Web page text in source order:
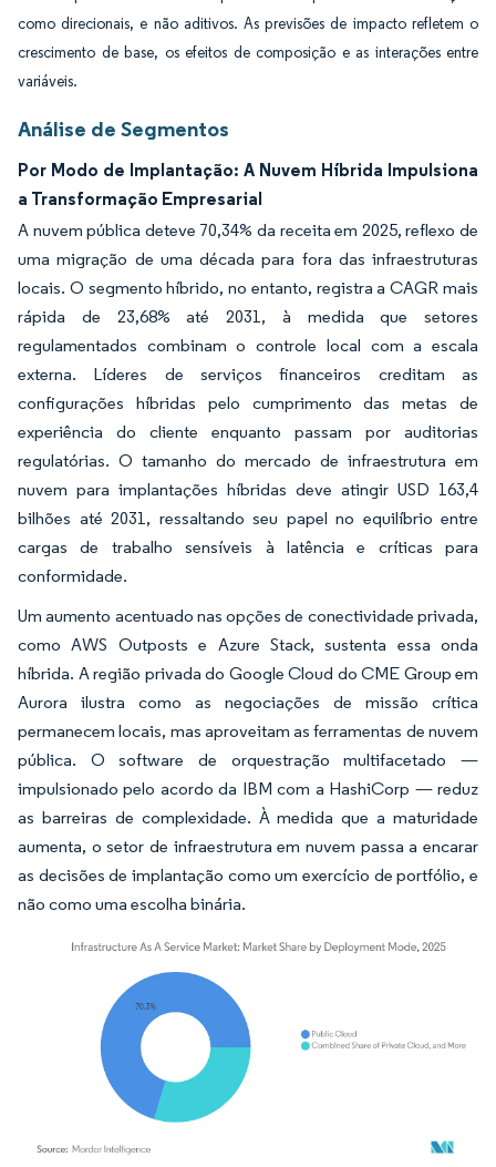
como direcionais, e não aditivos. As previsões de impacto refletem o
crescimento de base, os efeitos de composição e as interações entre
variáveis.
Análise de Segmentos
Por Modo de Implantação: A Nuvem Híbrida Impulsiona
a Transformação Empresarial
A nuvem pública deteve 70,34% da receita em 2025, reflexo de
uma migração de uma década para fora das infraestruturas
locais. O segmento híbrido, no entanto, registra a CAGR mais
rápida de 23,68% até 2031, à medida que setores
regulamentados combinam o controle local com a escala
externa. Líderes de serviços financeiros creditam as
configurações híbridas pelo cumprimento das metas de
experiência do cliente enquanto passam por auditorias
regulatórias. O tamanho do mercado de infraestrutura em
nuvem para implantações híbridas deve atingir USD 163,4
bilhões até 2031, ressaltando seu papel no equilíbrio entre
cargas de trabalho sensíveis à latência e críticas para
conformidade.
Um aumento acentuado nas opções de conectividade privada,
como AWS Outposts e Azure Stack, sustenta essa onda
híbrida. A região privada do Google Cloud do CME Group em
Aurora ilustra como as negociações de missão crítica
permanecem locais, mas aproveitam as ferramentas de nuvem
pública. O software de orquestração multifacetado —
impulsionado pelo acordo da IBM com a HashiCorp — reduz
as barreiras de complexidade. À medida que a maturidade
aumenta, o setor de infraestrutura em nuvem passa a encarar
as decisões de implantação como um exercício de portfólio, e
não como uma escolha binária.